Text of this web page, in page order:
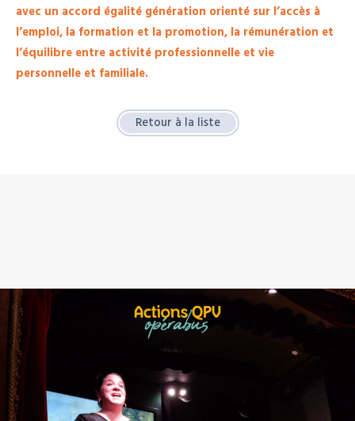
avec un accord égalité génération orienté sur l’accès à
l’emploi, la formation et la promotion, la rémunération et
l’équilibre entre activité professionnelle et vie
personnelle et familiale.
Retour à la liste